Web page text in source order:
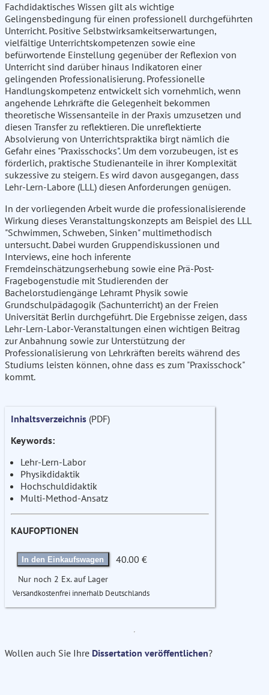
Fachdidaktisches Wissen gilt als wichtige
Gelingensbedingung für einen professionell durchgeführten
Unterricht. Positive Selbstwirksamkeitserwartungen,
vielfältige Unterrichtskompetenzen sowie eine
befürwortende Einstellung gegenüber der Reflexion von
Unterricht sind darüber hinaus Indikatoren einer
gelingenden Professionalisierung. Professionelle
Handlungskompetenz entwickelt sich vornehmlich, wenn
angehende Lehrkräfte die Gelegenheit bekommen
theoretische Wissensanteile in der Praxis umzusetzen und
diesen Transfer zu reflektieren. Die unreflektierte
Absolvierung von Unterrichtspraktika birgt nämlich die
Gefahr eines "Praxisschocks". Um dem vorzubeugen, ist es
förderlich, praktische Studienanteile in ihrer Komplexität
sukzessive zu steigern. Es wird davon ausgegangen, dass
Lehr-Lern-Labore (LLL) diesen Anforderungen genügen.
In der vorliegenden Arbeit wurde die professionalisierende
Wirkung dieses Veranstaltungskonzepts am Beispiel des LLL
"Schwimmen, Schweben, Sinken" multimethodisch
untersucht. Dabei wurden Gruppendiskussionen und
Interviews, eine hoch inferente
Fremdeinschätzungserhebung sowie eine Prä-Post-
Fragebogenstudie mit Studierenden der
Bachelorstudiengänge Lehramt Physik sowie
Grundschulpädagogik (Sachunterricht) an der Freien
Universität Berlin durchgeführt. Die Ergebnisse zeigen, dass
Lehr-Lern-Labor-Veranstaltungen einen wichtigen Beitrag
zur Anbahnung sowie zur Unterstützung der
Professionalisierung von Lehrkräften bereits während des
Studiums leisten können, ohne dass es zum "Praxisschock"
kommt.
Inhaltsverzeichnis (PDF)
Keywords:
Lehr-Lern-Labor
Physikdidaktik
Hochschuldidaktik
Multi-Method-Ansatz
KAUFOPTIONEN
In den Einkaufswagen 40.00 €
Nur noch 2 Ex. auf Lager
Versandkostenfrei innerhalb Deutschlands
Wollen auch Sie Ihre Dissertation veröffentlichen?